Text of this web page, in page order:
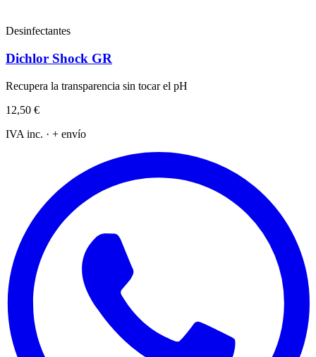
Desinfectantes
Dichlor Shock GR
Recupera la transparencia sin tocar el pH
12,50 €
IVA inc. · + envío